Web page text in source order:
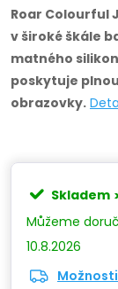
Roar Colourful
v široké škále
matného
poskytuje
obrazovky.
Skladem
10.8.2026